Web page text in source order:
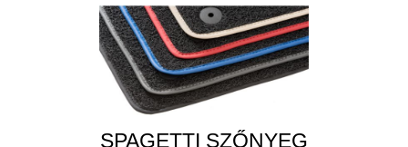
SPAGETTI SZŐNYEG